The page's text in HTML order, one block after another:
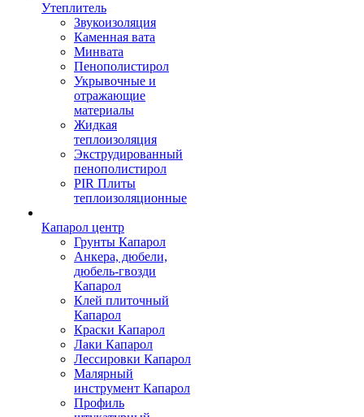
Утеплитель
Звукоизоляция
Каменная вата
Минвата
Пенополистирол
Укрывочные и
отражающие
материалы
Жидкая
теплоизоляция
Экструдированный
пенополистирол
PIR Плиты
теплоизоляционные
Капарол центр
Грунты Капарол
Анкера, дюбели,
дюбель-гвозди
Капарол
Клей плиточный
Капарол
Краски Капарол
Лаки Капарол
Лессировки Капарол
Малярный
инструмент Капарол
Профиль